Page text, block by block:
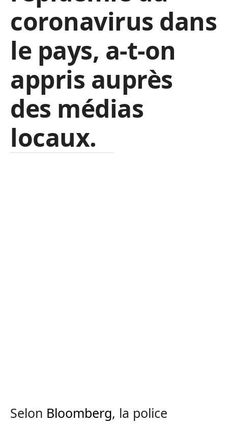
coronavirus dans
le pays, a-t-on
appris auprès
des médias
locaux.
Selon Bloomberg, la police